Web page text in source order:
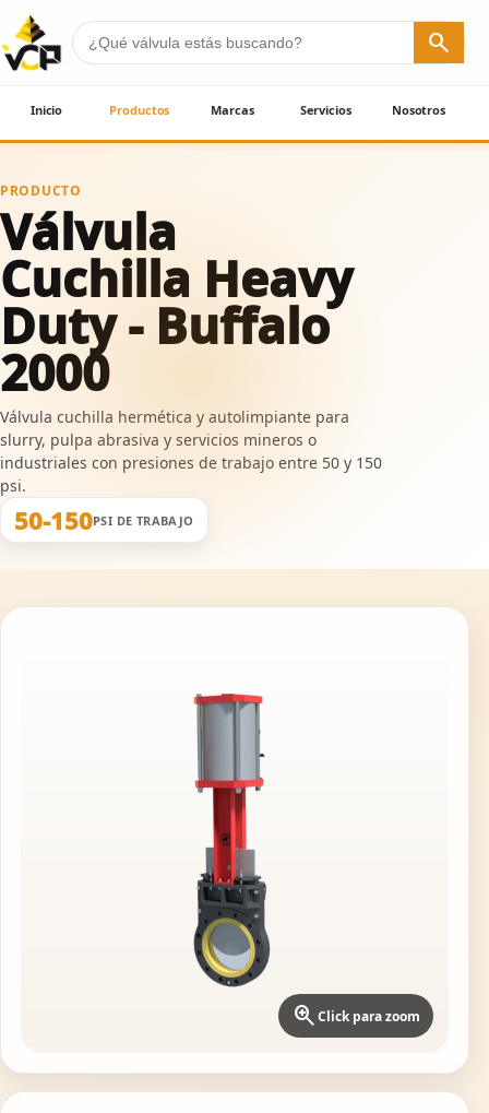
search
Inicio Productos Marcas Servicios Nosotros
PRODUCTO
Válvula
Cuchilla Heavy
Duty - Buffalo
2000
Válvula cuchilla hermética y autolimpiante para
slurry, pulpa abrasiva y servicios mineros o
industriales con presiones de trabajo entre 50 y 150
psi.
50-150PSI DE TRABAJO
zoom_inClick para zoom